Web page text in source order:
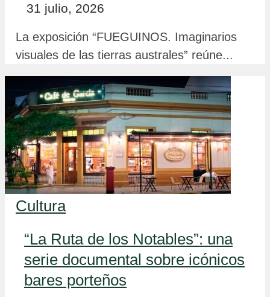
31 julio, 2026
La exposición “FUEGUINOS. Imaginarios
visuales de las tierras australes” reúne...
Cultura
“La Ruta de los Notables”: una
serie documental sobre icónicos
bares porteños